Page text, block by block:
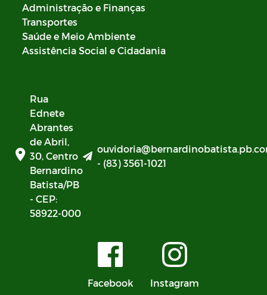
Administração e Finanças
Transportes
Saúde e Meio Ambiente
Assistência Social e Cidadania
Rua
Ednete
Abrantes
de Abril,
30, Centro
Bernardino
Batista/PB
- CEP:
58922-000
- (83) 3561-1021
Facebook Instagram